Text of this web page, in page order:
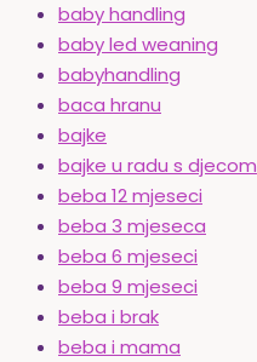
baby handling
baby led weaning
babyhandling
baca hranu
bajke
bajke u radu s djecom
beba 12 mjeseci
beba 3 mjeseca
beba 6 mjeseci
beba 9 mjeseci
beba i brak
beba i mama